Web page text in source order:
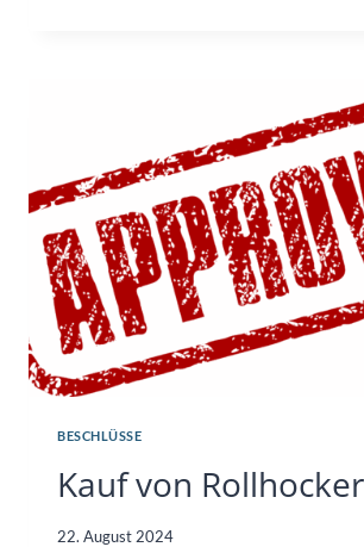
BESCHLÜSSE
Kauf von
22. August 2024